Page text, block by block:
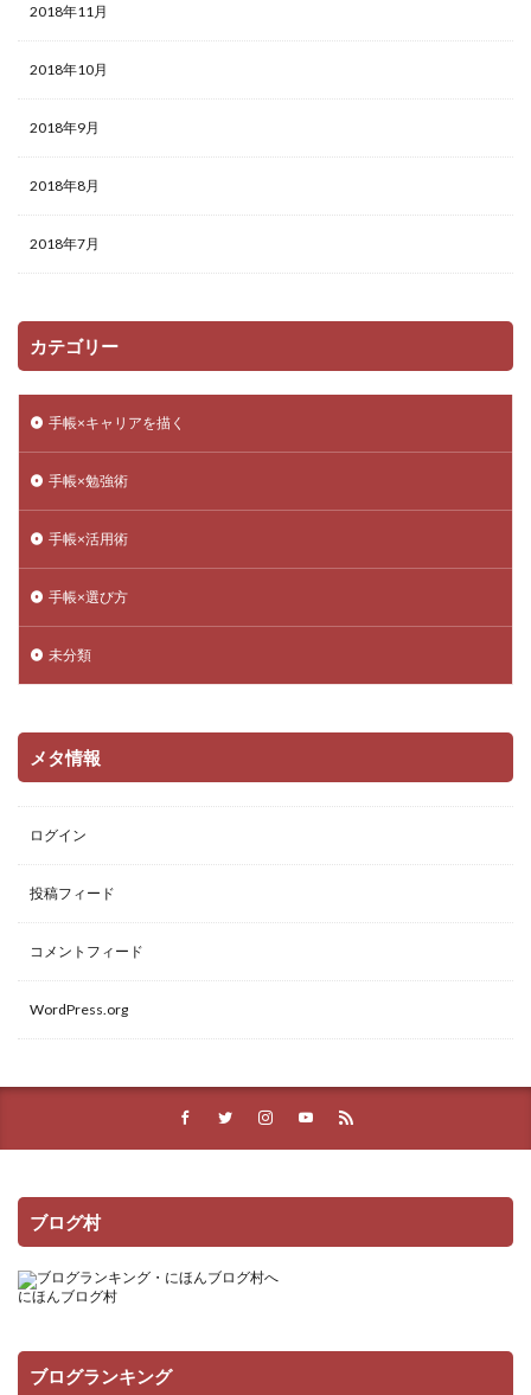
2018年11月
2018年10月
2018年9月
2018年8月
2018年7月
カテゴリー
手帳×キャリアを描く
手帳×勉強術
手帳×活用術
手帳×選び方
未分類
メタ情報
ログイン
投稿フィード
コメントフィード
WordPress.org
ブログ村
にほんブログ村
ブログランキング